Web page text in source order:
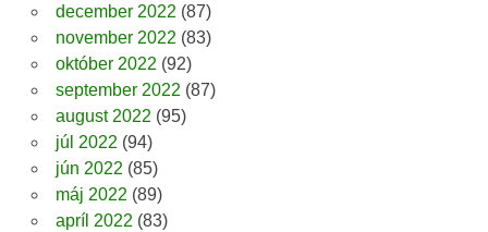
december 2022 (87)
november 2022 (83)
október 2022 (92)
september 2022 (87)
august 2022 (95)
júl 2022 (94)
jún 2022 (85)
máj 2022 (89)
apríl 2022 (83)